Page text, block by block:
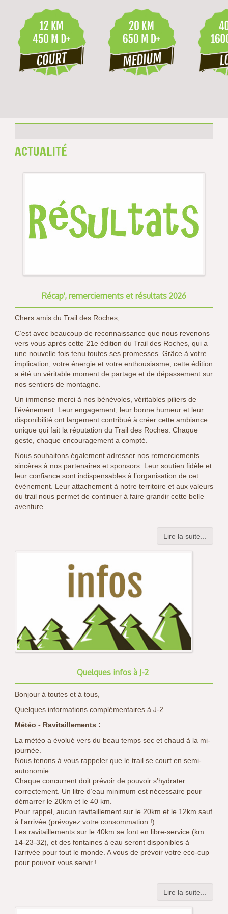
ACTUALITÉ
Récap', remerciements et résultats 2026
Chers amis du Trail des Roches,
C’est avec beaucoup de reconnaissance que nous revenons
vers vous après cette 21e édition du Trail des Roches, qui a
une nouvelle fois tenu toutes ses promesses. Grâce à votre
implication, votre énergie et votre enthousiasme, cette édition
a été un véritable moment de partage et de dépassement sur
nos sentiers de montagne.
Un immense merci à nos bénévoles, véritables piliers de
l’événement. Leur engagement, leur bonne humeur et leur
disponibilité ont largement contribué à créer cette ambiance
unique qui fait la réputation du Trail des Roches. Chaque
geste, chaque encouragement a compté.
Nous souhaitons également adresser nos remerciements
sincères à nos partenaires et sponsors. Leur soutien fidèle et
leur confiance sont indispensables à l’organisation de cet
événement. Leur attachement à notre territoire et aux valeurs
du trail nous permet de continuer à faire grandir cette belle
aventure.
Lire la suite...
Quelques infos à J-2
Bonjour à toutes et à tous,
Quelques informations complémentaires à J-2.
Météo - Ravitaillements :
La météo a évolué vers du beau temps sec et chaud à la mi-
journée.
Nous tenons à vous rappeler que le trail se court en semi-
autonomie.
Chaque concurrent doit prévoir de pouvoir s’hydrater
correctement. Un litre d’eau minimum est nécessaire pour
démarrer le 20km et le 40 km.
Pour rappel, aucun ravitaillement sur le 20km et le 12km sauf
à l'arrivée (prévoyez votre consommation !).
Les ravitaillements sur le 40km se font en libre-service (km
14-23-32), et des fontaines à eau seront disponibles à
l’arrivée pour tout le monde. A vous de prévoir votre eco-cup
pour pouvoir vous servir !
Lire la suite...